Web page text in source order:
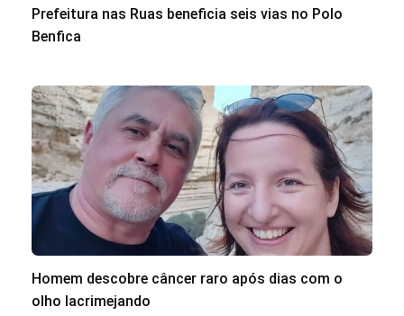
Prefeitura nas Ruas beneficia seis vias no Polo
Benfica
Homem descobre câncer raro após dias com o
olho lacrimejando